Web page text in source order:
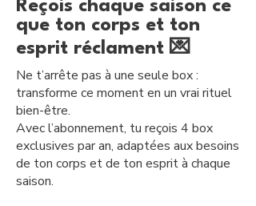
Reçois chaque saison ce
que ton corps et ton
esprit réclament 💌
Ne t’arrête pas à une seule box :
transforme ce moment en un vrai rituel
bien-être.
Avec l’abonnement, tu reçois 4 box
exclusives par an, adaptées aux besoins
de ton corps et de ton esprit à chaque
saison.